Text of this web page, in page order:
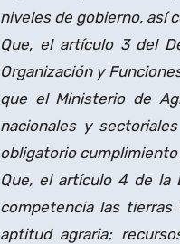
niveles de gobierno, así
Que, el artículo 3 del
Organización y
que el Ministerio de
nacionales y
obligatorio
Que, el artículo 4 de la
competencia las
aptitud agraria;